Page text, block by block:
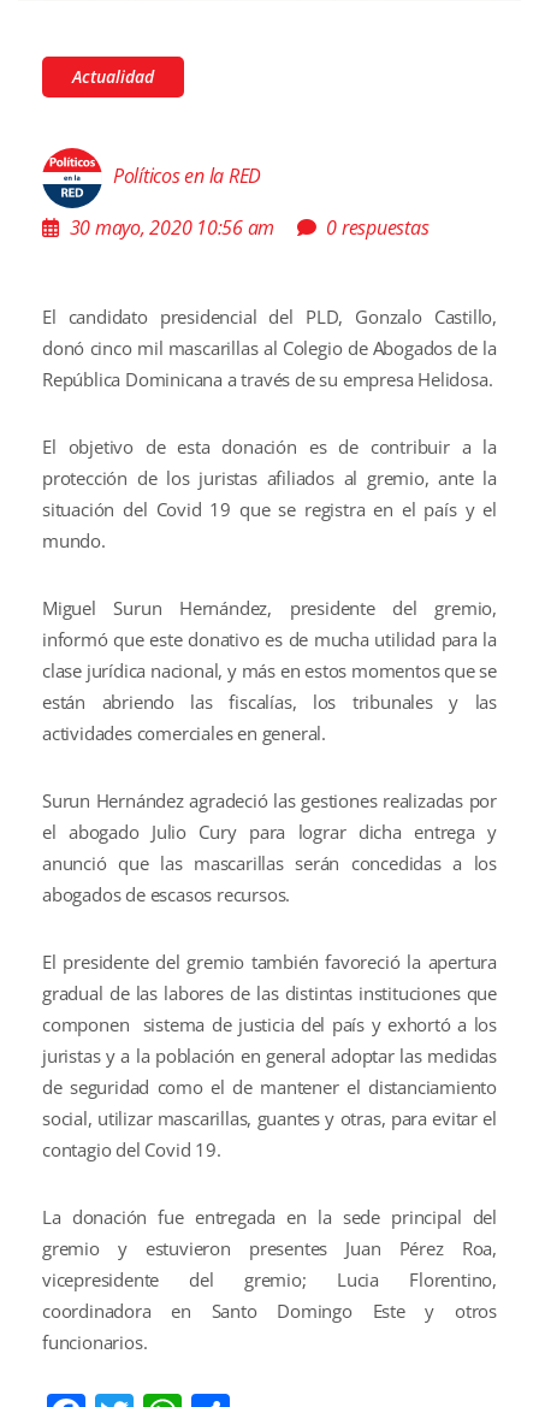
Actualidad
Políticos en la RED
30 mayo, 2020 10:56 am
0 respuestas
El candidato presidencial del PLD, Gonzalo Castillo,
donó cinco mil mascarillas al Colegio de Abogados de la
República Dominicana a través de su empresa Helidosa.
El objetivo de esta donación es de contribuir a la
protección de los juristas afiliados al gremio, ante la
situación del Covid 19 que se registra en el país y el
mundo.
Miguel Surun Hernández, presidente del gremio,
informó que este donativo es de mucha utilidad para la
clase jurídica nacional, y más en estos momentos que se
están abriendo las fiscalías, los tribunales y las
actividades comerciales en general.
Surun Hernández agradeció las gestiones realizadas por
el abogado Julio Cury para lograr dicha entrega y
anunció que las mascarillas serán concedidas a los
abogados de escasos recursos.
El presidente del gremio también favoreció la apertura
gradual de las labores de las distintas instituciones que
componen sistema de justicia del país y exhortó a los
juristas y a la población en general adoptar las medidas
de seguridad como el de mantener el distanciamiento
social, utilizar mascarillas, guantes y otras, para evitar el
contagio del Covid 19.
La donación fue entregada en la sede principal del
gremio y estuvieron presentes Juan Pérez Roa,
vicepresidente del gremio; Lucia Florentino,
coordinadora en Santo Domingo Este y otros
funcionarios.